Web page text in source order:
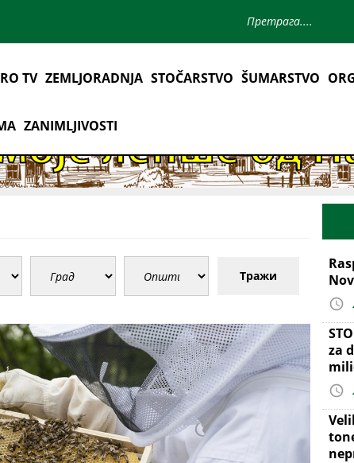
TV ZEMLJORADNJA STOČARSTVO ŠUMARSTVO
ZANIMLJIVOSTI
Тражи
za